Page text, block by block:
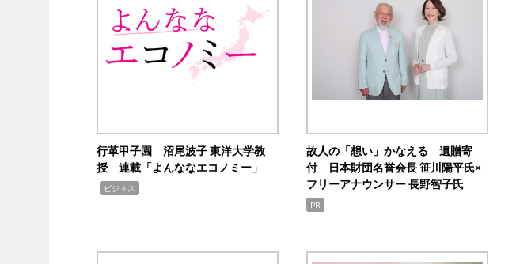
行革甲子園 沼尾波子 東洋大学教
授 連載「よんななエコノミー」
ビジネス
故人の「想い」かなえる 遺贈寄
付 日本財団名誉会長 笹川陽平氏×
フリーアナウンサー 長野智子氏
PR